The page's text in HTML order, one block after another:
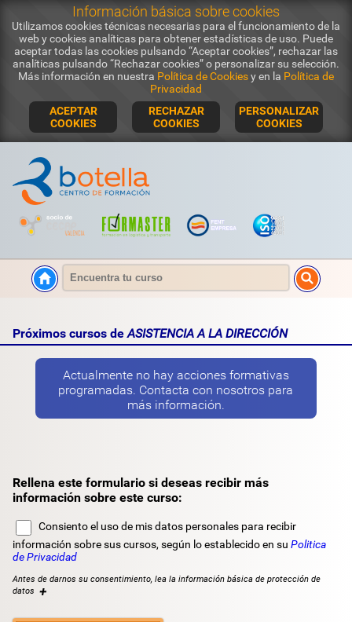
Información básica sobre cookies
Utilizamos cookies técnicas necesarias para el funcionamiento de la
web y cookies analíticas para obtener estadísticas de uso. Puede
aceptar todas las cookies pulsando “Aceptar cookies”, rechazar las
analíticas pulsando “Rechazar cookies” o personalizar su selección.
Más información en nuestra Política de Cookiesy en la Política de
Privacidad
ACEPTAR
COOKIES
RECHAZAR
COOKIES
PERSONALIZAR
COOKIES
Próximos cursos de ASISTENCIA A LA DIRECCIÓN
Actualmente no hay acciones formativas
programadas. Contacta con nosotros para
más información.
Rellena este formulario si deseas recibir más
información sobre este curso:
Consiento el uso de mis datos personales para recibir
información sobre sus cursos, según lo establecido en su Politica
de Privacidad
Antes de darnos su consentimiento, lea la información básica de protección de
datos +